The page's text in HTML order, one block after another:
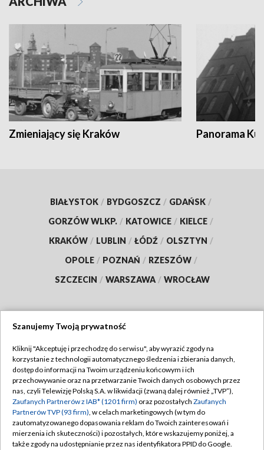
Zmieniający się Kraków Panorama
BIAŁYSTOK / BYDGOSZCZ / GDAŃSK /
GORZÓW WLKP. / KATOWICE / KIELCE /
KRAKÓW / LUBLIN / ŁÓDŹ / OLSZTYN /
OPOLE / POZNAŃ / RZESZÓW /
SZCZECIN / WARSZAWA / WROCŁAW
TVP
Abonament TVP
Emisja w TVP
Centrum informacji TVP
Naziemna Telewizja Cyfrowa
Regulamin TVP
Polityka prywatności
Moje zgody
Pomoc
Szanujemy Twoją prywatność
Kliknij "Akceptuję i przechodzę do serwisu", aby wyrazić zgody na
korzystanie z technologii automatycznego śledzenia i zbierania danych,
dostęp do informacji na Twoim urządzeniu końcowym i ich
przechowywanie oraz na przetwarzanie Twoich danych osobowych przez
nas, czyli Telewizję Polską S.A. w likwidacji (zwaną dalej również „TVP”),
Zaufanych Partnerów z IAB* (1201 firm) oraz pozostałych Zaufanych
Partnerów TVP (93 firm), w celach marketingowych (w tym do
zautomatyzowanego dopasowania reklam do Twoich zainteresowań i
mierzenia ich skuteczności) i pozostałych, które wskazujemy poniżej, a
także zgody na udostępnianie przez nas identyfikatora PPID do Google.